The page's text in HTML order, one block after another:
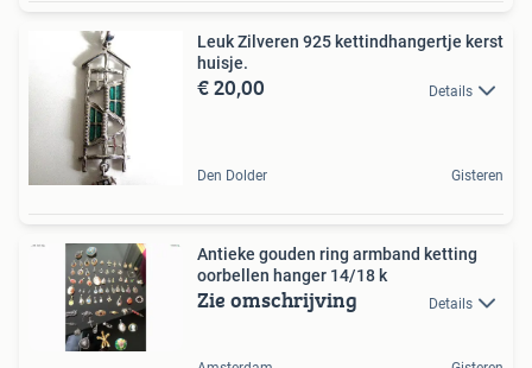
Leuk Zilveren 925 kettindhangertje kerst
huisje.
€ 20,00 Details
Den Dolder Gisteren
Antieke gouden ring armband ketting
oorbellen hanger 14/18 k
Zie omschrijving Details